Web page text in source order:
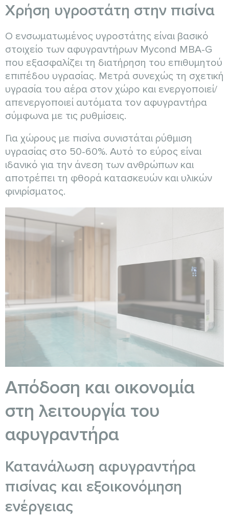
Χρήση υγροστάτη στην πισίνα
Ο ενσωματωμένος υγροστάτης είναι βασικό
στοιχείο των αφυγραντήρων Mycond MBA-G
που εξασφαλίζει τη διατήρηση του επιθυμητού
επιπέδου υγρασίας. Μετρά συνεχώς τη σχετική
υγρασία του αέρα στον χώρο και ενεργοποιεί/
απενεργοποιεί αυτόματα τον αφυγραντήρα
σύμφωνα με τις ρυθμίσεις.
Για χώρους με πισίνα συνιστάται ρύθμιση
υγρασίας στο 50-60%. Αυτό το εύρος είναι
ιδανικό για την άνεση των ανθρώπων και
αποτρέπει τη φθορά κατασκευών και υλικών
φινιρίσματος.
Απόδοση και οικονομία
στη λειτουργία του
αφυγραντήρα
Κατανάλωση αφυγραντήρα
πισίνας και εξοικονόμηση
ενέργειας